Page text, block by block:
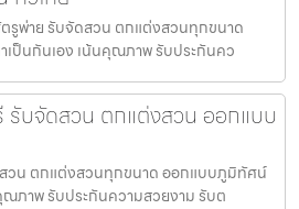
พ่าย รับจัดสวน ตกแต่งสวนทุกขนาด
ป็นกันเอง เน้นคุณภาพ รับประกันคว
บจัดสวน ตกแต่งสวน ออกแบบ
น ตกแต่งสวนทุกขนาด ออกแบบภูมิทัศน์
ณภาพ รับประกันความสวยงาม รับต